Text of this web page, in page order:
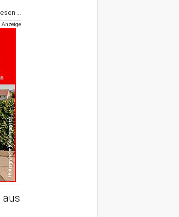
...
Anzeige
aus